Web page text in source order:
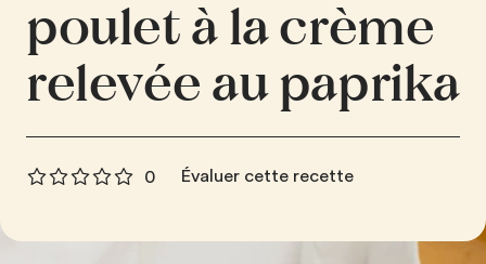
poulet à la crème
relevée au paprika
0 Évaluer cette recette